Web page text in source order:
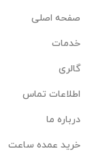
صفحه اصلی
خدمات
گالری
اطلاعات تماس
درباره ما
خرید عمده ساعت